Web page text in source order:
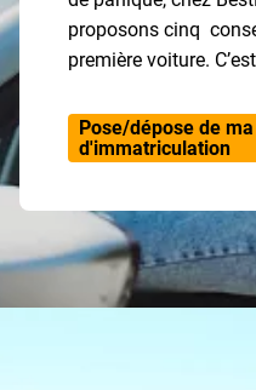
proposons cinq
première voiture.
Pose/dépose de
d'immatriculation